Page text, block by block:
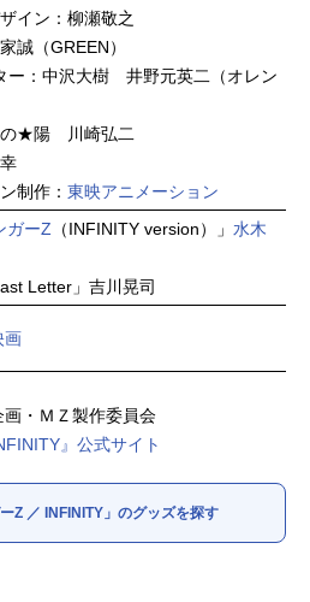
イン：柳瀬敬之
誠（GREEN）
ー：中沢大樹 井野元英二（オレン
の★陽 川崎弘二
制作： 東映アニメーション
ガーZ （INFINITY version）」 水木
Letter」吉川晃司
画
画・ＭＺ製作委員会
』公式サイト
Z ／ INFINITY」のグッズを探す